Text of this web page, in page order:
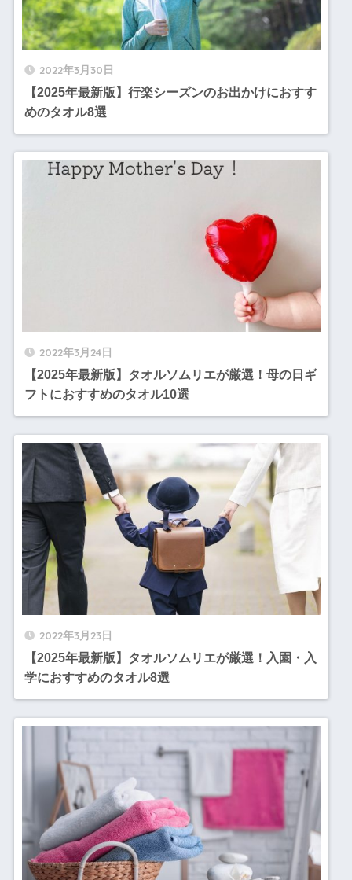
2022年3月30日
【2025年最新版】行楽シーズンのお出かけにおすす
めのタオル8選
2022年3月24日
【2025年最新版】タオルソムリエが厳選！母の日ギ
フトにおすすめのタオル10選
2022年3月23日
【2025年最新版】タオルソムリエが厳選！入園・入
学におすすめのタオル8選